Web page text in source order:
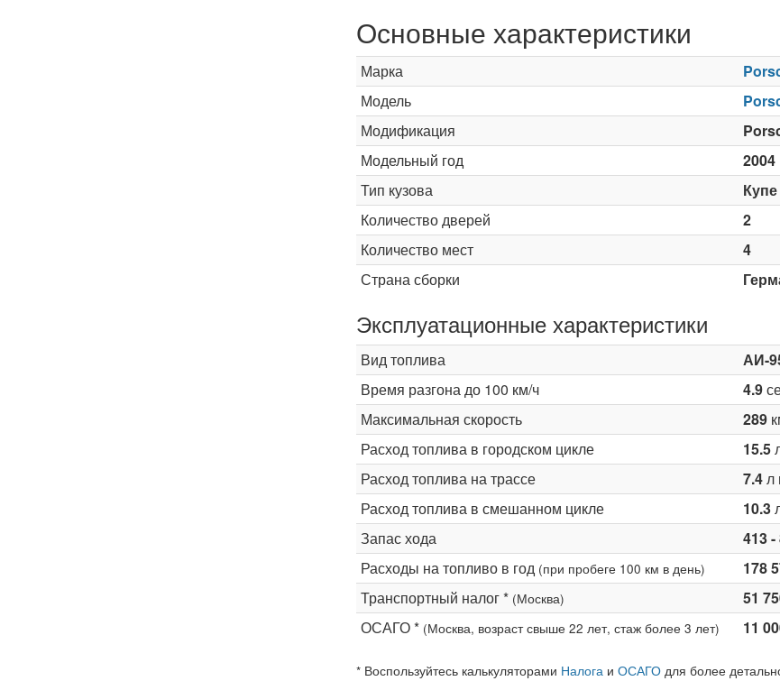
Основные характеристики
Марка
Модель
Модификация
Модельный год
2004
Тип кузова
Купе
Количество дверей
2
Количество мест
4
Страна сборки
Эксплуатационные характеристики
Вид топлива
АИ-
Время разгона до 100 км/ч
4.9
Максимальная скорость
289
Расход топлива в городском цикле
15.5
Расход топлива на трассе
7.4л
Расход топлива в смешанном цикле
10.3
Запас хода
413 -
Расходы на топливо в год (при пробеге 100 км в день) 178
Транспортный налог * (Москва) 51
ОСАГО * (Москва, возраст свыше 22 лет, стаж более 3 лет) 11
* Воспользуйтесь калькуляторами Налогаи ОСАГОдля более